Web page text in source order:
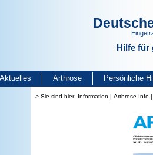
Hilfe für
Aktuelles Arthrose Persönliche
> Sie sind hier: Information | Arthrose-Info |